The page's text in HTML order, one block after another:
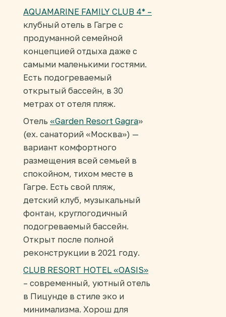
AQUAMARINE FAMILY CLUB 4* –
клубный отель в Гагре с
продуманной семейной
концепцией отдыха даже с
самыми маленькими гостями.
Есть подогреваемый
открытый бассейн, в 30
метрах от отеля пляж.
Отель «Garden Resort Gagra»
(ex. санаторий «Москва») —
вариант комфортного
размещения всей семьей в
спокойном, тихом месте в
Гагре. Есть свой пляж,
детский клуб, музыкальный
фонтан, круглогодичный
подогреваемый бассейн.
Открыт после полной
реконструкции в 2021 году.
CLUB RESORT HOTEL «OASIS»
– современный, уютный отель
в Пицунде в стиле эко и
минимализма. Хорош для